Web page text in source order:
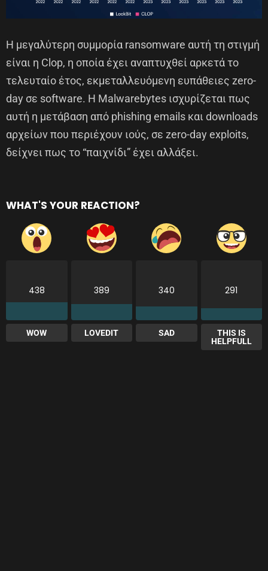
Η μεγαλύτερη συμμορία ransomware αυτή τη στιγμή
είναι η Clop, η οποία έχει αναπτυχθεί αρκετά το
τελευταίο έτος, εκμεταλλευόμενη ευπάθειες zero-
day σε software. Η Malwarebytes ισχυρίζεται πως
αυτή η μετάβαση από phishing emails και downloads
αρχείων που περιέχουν ιούς, σε zero-day exploits,
δείχνει πως το “παιχνίδι” έχει αλλάξει.
WHAT'S YOUR REACTION?
438
WOW
389
LOVEDIT
340
SAD
291
THIS IS
HELPFULL